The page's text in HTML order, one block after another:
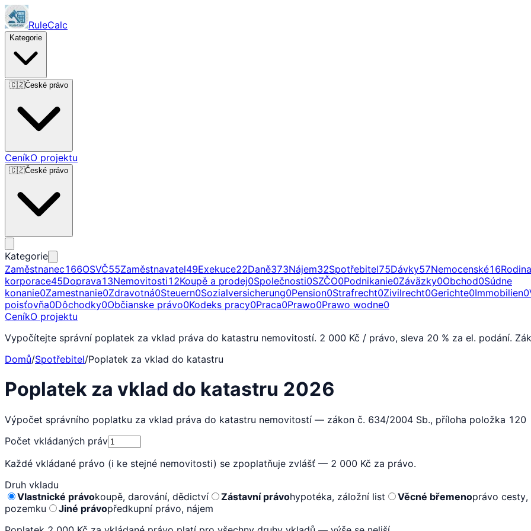
RuleCalc
Kategorie
🇨🇿České právo
CeníkO projektu
🇨🇿České právo
Kategorie
Zaměstnanec166OSVČ55Zaměstnavatel49Exekuce22Daně373Nájem32Spotřebitel75Dávky57Nemocenské16Rodina
korporace45Doprava13Nemovitosti12Koupě a prodej0Společnosti0SZČO0Podnikanie0Záväzky0Obchod0Súdne
konanie0Zamestnanie0Zdravotná0Steuern0Sozialversicherung0Pension0Strafrecht0Zivilrecht0Gerichte0Immobilien0
poisťovňa0Dôchodky0Občianske právo0Kodeks pracy0Praca0Prawo0Prawo wodne0
CeníkO projektu
Vypočítejte správní poplatek za vklad práva do katastru nemovitostí. 2 000 Kč / právo, sleva 20 % za el. podání.
Domů/Spotřebitel/Poplatek za vklad do katastru
Poplatek za vklad do katastru 2026
Výpočet správního poplatku za vklad práva do katastru nemovitostí — zákon č. 634/2004 Sb., příloha položka 120
Počet vkládaných práv
Každé vkládané právo (i ke stejné nemovitosti) se zpoplatňuje zvlášť — 2 000 Kč za právo.
Druh vkladu
Vlastnické právokoupě, darování, dědictví Zástavní právohypotéka, záložní list Věcné břemenoprávo
pozemku
Jiné právopředkupní právo, nájem